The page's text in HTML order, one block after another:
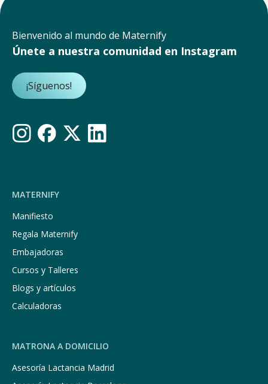
Bienvenido al mundo de Maternify
Únete a nuestra comunidad en Instagram
¡Síguenos!
MATERNIFY
Manifiesto
Regala Maternify
Embajadoras
Cursos y Talleres
Blogs y artículos
Calculadoras
MATRONA A DOMICILIO
Asesoría Lactancia Madrid